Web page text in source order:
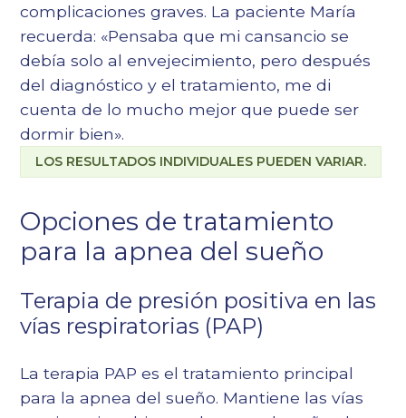
complicaciones graves. La paciente María
recuerda: «Pensaba que mi cansancio se
debía solo al envejecimiento, pero después
del diagnóstico y el tratamiento, me di
cuenta de lo mucho mejor que puede ser
dormir bien».
LOS RESULTADOS INDIVIDUALES PUEDEN VARIAR.
Opciones de tratamiento
para la apnea del sueño
Terapia de presión positiva en las
vías respiratorias (PAP)
La terapia PAP es el tratamiento principal
para la apnea del sueño. Mantiene las vías